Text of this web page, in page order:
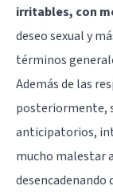
irritables, con
deseo sexual y
términos
Además de las
posteriormente,
anticipatorios,
mucho malestar